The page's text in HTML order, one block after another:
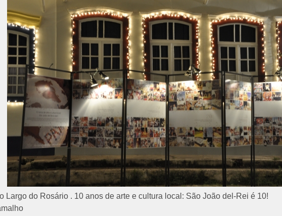
Largo do Rosário . 10 anos de arte e cultura local: São João del-Rei é 10!